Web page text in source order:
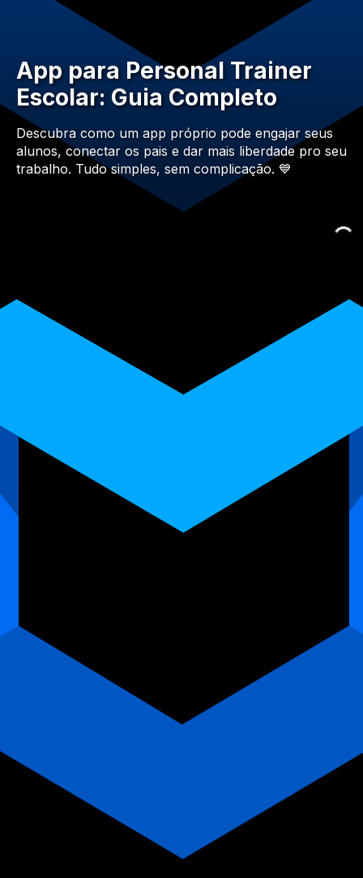
App para Personal Trainer
Escolar: Guia Completo
Descubra como um app próprio pode engajar seus
alunos, conectar os pais e dar mais liberdade pro seu
trabalho. Tudo simples, sem complicação. 💙